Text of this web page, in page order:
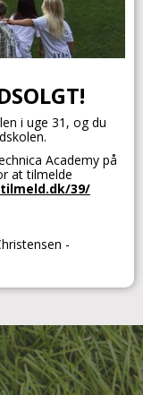
i uge 31, og du
Academy på
at tilmelde
39/
-